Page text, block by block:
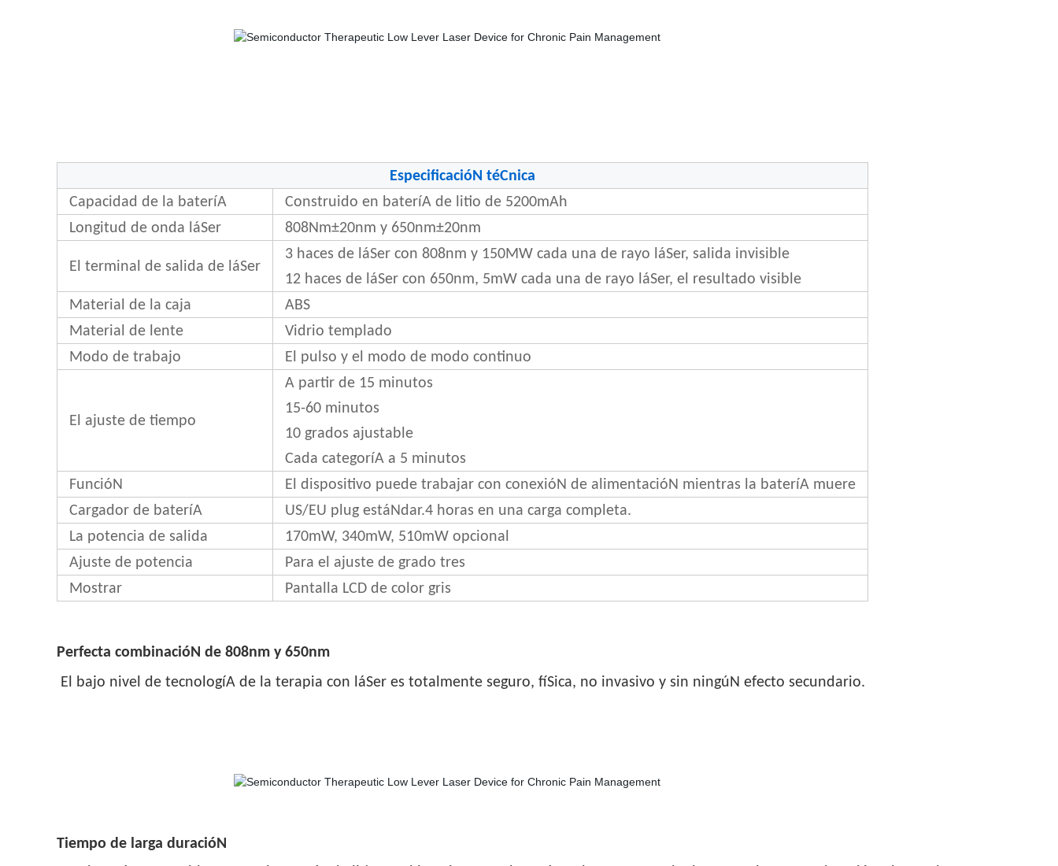
EspecificacióN téCnica
Capacidad de la bateríA
Construido en bateríA de litio de 5200mAh
Longitud de onda láSer
808Nm±20nm y 650nm±20nm
El terminal de salida de láSer
3 haces de láSer con 808nm y 150MW cada una de rayo láSer, salida invisible
12 haces de láSer con 650nm, 5mW cada una de rayo láSer, el resultado visible
Material de la caja
ABS
Material de lente
Vidrio templado
Modo de trabajo
El pulso y el modo de modo continuo
El ajuste de tiempo
A partir de 15 minutos
15-60 minutos
10 grados ajustable
Cada categoríA a 5 minutos
FuncióN
El dispositivo puede trabajar con conexióN de alimentacióN mientras la bateríA muere
Cargador de bateríA
US/EU plug estáNdar.4 horas en una carga completa.
La potencia de salida
170mW, 340mW, 510mW opcional
Ajuste de potencia
Para el ajuste de grado tres
Mostrar
Pantalla LCD de color gris
Perfecta combinacióN de 808nm y 650nm
El bajo nivel de tecnologíA de la terapia con láSer es totalmente seguro, fíSica, no invasivo y sin ningúN efecto secundario.
Tiempo de larga duracióN